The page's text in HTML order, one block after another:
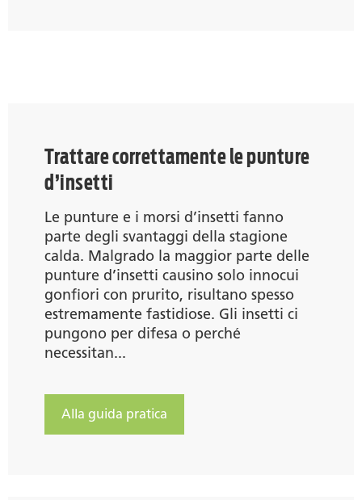
Trattare correttamente le punture
d’insetti
Le punture e i morsi d’insetti fanno
parte degli svantaggi della stagione
calda. Malgrado la maggior parte delle
punture d’insetti causino solo innocui
gonfiori con prurito, risultano spesso
estremamente fastidiose. Gli insetti ci
pungono per difesa o perché
necessitan...
Alla guida pratica